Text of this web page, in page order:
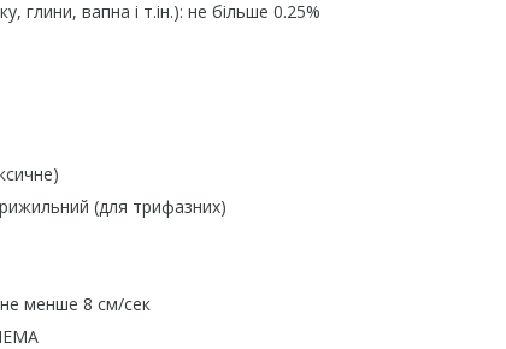
вапна і т.ін.): не більше 0.25%
(для трифазних)
менше 8 см/сек